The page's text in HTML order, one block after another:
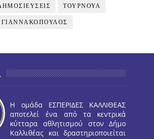
ΤΟΥΡΝΟΥΑ
ΓΙΑΝΝΑΚΟΠΟΥΛΟΣ
Η ομάδα ΕΣΠΕΡΙΔΕΣ ΚΑΛΛΙΘΕΑΣ
αποτελεί ένα από τα κεντρικά
κύτταρα αθλητισμού στον Δήμο
Καλλιθέας και δραστηριοποιείται